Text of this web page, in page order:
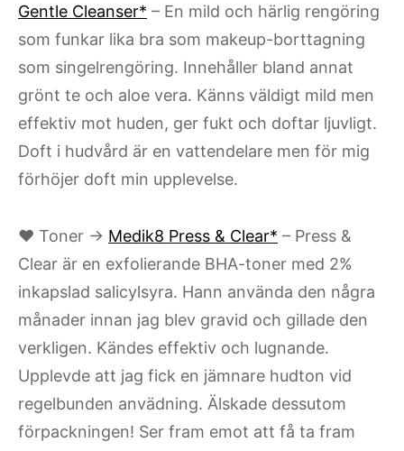
Gentle Cleanser* – En mild och härlig rengöring
som funkar lika bra som makeup-borttagning
som singelrengöring. Innehåller bland annat
grönt te och aloe vera. Känns väldigt mild men
effektiv mot huden, ger fukt och doftar ljuvligt.
Doft i hudvård är en vattendelare men för mig
förhöjer doft min upplevelse.
♥ Toner → Medik8 Press & Clear* – Press &
Clear är en exfolierande BHA-toner med 2%
inkapslad salicylsyra. Hann använda den några
månader innan jag blev gravid och gillade den
verkligen. Kändes effektiv och lugnande.
Upplevde att jag fick en jämnare hudton vid
regelbunden anvädning. Älskade dessutom
förpackningen! Ser fram emot att få ta fram